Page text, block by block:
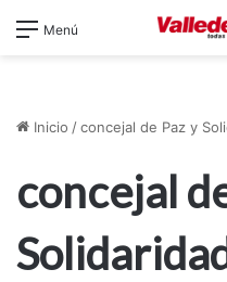
Menú
Inicio /concejal de Paz y
concejal